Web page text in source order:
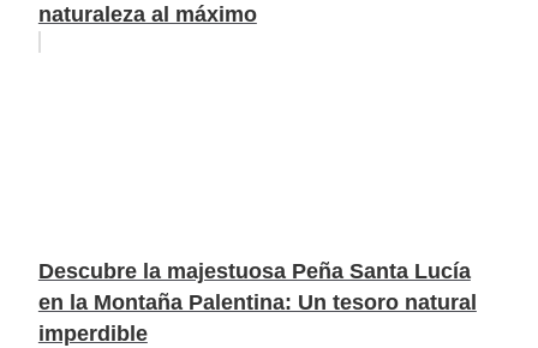
naturaleza al máximo
Descubre la majestuosa Peña Santa Lucía
en la Montaña Palentina: Un tesoro natural
imperdible